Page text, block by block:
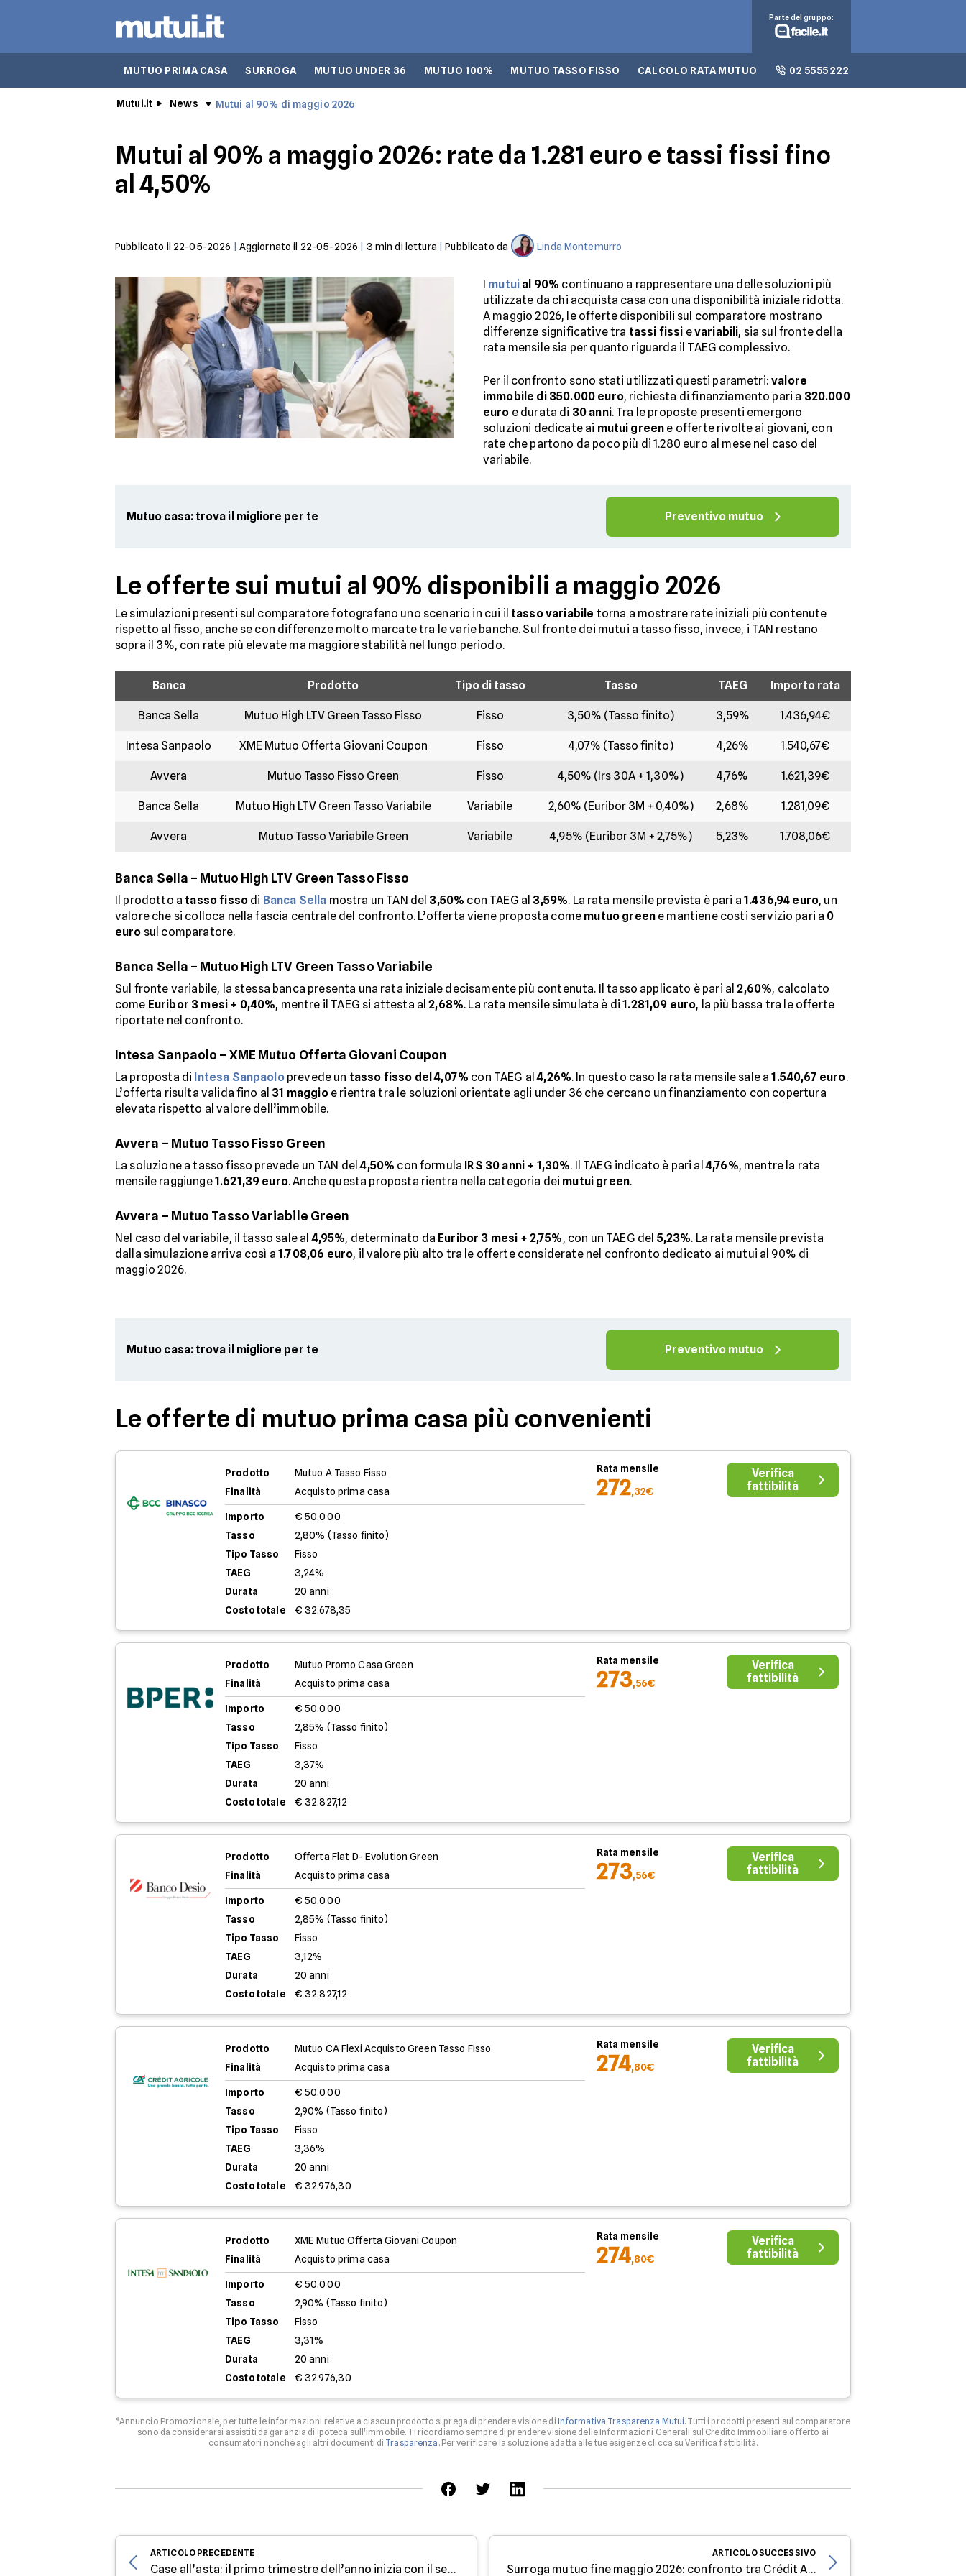
MUTUO PRIMA CASA SURROGA MUTUO UNDER 36 MUTUO 100% MUTUO TASSO FISSO CALCOLO RATA MUTUO 02 5555 222
Parte del gruppo:
Mutui.it News Mutui al 90% di maggio 2026
Mutui al 90% a maggio 2026: rate da 1.281 euro e tassi fissi fino
al 4,50%
Pubblicato il 22-05-2026 Aggiornato il 22-05-2026 3 min di lettura |Pubblicato da Linda Montemurro
I mutui al 90% continuano a rappresentare una delle soluzioni più
utilizzate da chi acquista casa con una disponibilità iniziale ridotta.
A maggio 2026, le offerte disponibili sul comparatore mostrano
differenze significative tra tassi fissi evariabili, sia sul fronte della
rata mensile sia per quanto riguarda il TAEG complessivo.
Per il confronto sono stati utilizzati questi parametri:valore
immobile di 350.000 euro, richiesta di finanziamento pari a 320.000
euro e durata di 30 anni. Tra le proposte presenti emergono
soluzioni dedicate ai mutui green e offerte rivolte ai giovani, con
rate che partono da poco più di 1.280 euro al mese nel caso del
variabile.
Mutuo casa: trova il migliore per te Preventivo mutuo
Le offerte sui mutui al 90% disponibili a maggio 2026
Le simulazioni presenti sul comparatore fotografano uno scenario in cui il tasso variabile torna a mostrare rate iniziali più contenute
rispetto al fisso, anche se con differenze molto marcate tra le varie banche. Sul fronte dei mutui a tasso fisso, invece, i TAN restano
sopra il 3%, con rate più elevate ma maggiore stabilità nel lungo periodo.
Banca Prodotto Tipo di tasso Tasso TAEG Importo rata
Banca Sella Mutuo High LTV Green Tasso Fisso Fisso 3,50% (Tasso finito) 3,59% 1.436,94€
Intesa Sanpaolo XME Mutuo Offerta Giovani Coupon Fisso 4,07% (Tasso finito) 4,26% 1.540,67€
Avvera Mutuo Tasso Fisso Green Fisso 4,50% (Irs 30A + 1,30%) 4,76% 1.621,39€
Banca Sella Mutuo High LTV Green Tasso Variabile Variabile 2,60% (Euribor 3M + 0,40%) 2,68% 1.281,09€
Avvera Mutuo Tasso Variabile Green Variabile 4,95% (Euribor 3M + 2,75%) 5,23% 1.708,06€
Banca Sella – Mutuo High LTV Green Tasso Fisso
Il prodotto a tasso fisso di Banca Sella mostra un TAN del 3,50% con TAEG al 3,59%. La rata mensile prevista è pari a 1.436,94 euro, un
valore che si colloca nella fascia centrale del confronto. L’offerta viene proposta come mutuo green e mantiene costi servizio pari a 0
euro sul comparatore.
Banca Sella – Mutuo High LTV Green Tasso Variabile
Sul fronte variabile, la stessa banca presenta una rata iniziale decisamente più contenuta. Il tasso applicato è pari al2,60%, calcolato
come Euribor 3 mesi + 0,40%, mentre il TAEG si attesta al2,68%. La rata mensile simulata è di1.281,09 euro, la più bassa tra le offerte
riportate nel confronto.
Intesa Sanpaolo – XME Mutuo Offerta Giovani Coupon
La proposta di Intesa Sanpaoloprevede un tasso fisso del 4,07% con TAEG al4,26%. In questo caso la rata mensile sale a1.540,67 euro.
L’offerta risulta valida fino al 31 maggioe rientra tra le soluzioni orientate agli under 36 che cercano un finanziamento con copertura
elevata rispetto al valore dell’immobile.
Avvera – Mutuo Tasso Fisso Green
La soluzione a tasso fisso prevede un TAN del4,50% con formula IRS 30 anni + 1,30%. Il TAEG indicato è pari al4,76%, mentre la rata
mensile raggiunge1.621,39 euro. Anche questa proposta rientra nella categoria dei mutui green.
Avvera – Mutuo Tasso Variabile Green
Nel caso del variabile, il tasso sale al4,95%, determinato da Euribor 3 mesi + 2,75%, con un TAEG del 5,23%. La rata mensile prevista
dalla simulazione arriva così a1.708,06 euro, il valore più alto tra le offerte considerate nel confronto dedicato ai mutui al 90% di
maggio 2026.
Mutuo casa: trova il migliore per te Preventivo mutuo
Le offerte di mutuo prima casa più convenienti
Prodotto
Mutuo A Tasso Fisso
Finalità
Acquisto prima casa
Importo
€ 50.000
Tasso
2,80% (Tasso finito)
Tipo Tasso
Fisso
TAEG
3,24%
Durata
20 anni
Costo totale
€ 32.678,35
Rata mensile
272,32€
Verifica
fattibilità
Prodotto
Mutuo Promo Casa Green
Finalità
Acquisto prima casa
Importo
€ 50.000
Tasso
2,85% (Tasso finito)
Tipo Tasso
Fisso
TAEG
3,37%
Durata
20 anni
Costo totale
€ 32.827,12
Rata mensile
273,56€
Verifica
fattibilità
Prodotto
Offerta Flat D- Evolution Green
Finalità
Acquisto prima casa
Importo
€ 50.000
Tasso
2,85% (Tasso finito)
Tipo Tasso
Fisso
TAEG
3,12%
Durata
20 anni
Costo totale
€ 32.827,12
Rata mensile
273,56€
Verifica
fattibilità
Prodotto
Mutuo CA Flexi Acquisto Green Tasso Fisso
Finalità
Acquisto prima casa
Importo
€ 50.000
Tasso
2,90% (Tasso finito)
Tipo Tasso
Fisso
TAEG
3,36%
Durata
20 anni
Costo totale
€ 32.976,30
Rata mensile
274,80€
Verifica
fattibilità
Prodotto
XME Mutuo Offerta Giovani Coupon
Finalità
Acquisto prima casa
Importo
€ 50.000
Tasso
2,90% (Tasso finito)
Tipo Tasso
Fisso
TAEG
3,31%
Durata
20 anni
Costo totale
€ 32.976,30
Rata mensile
274,80€
Verifica
fattibilità
*Annuncio Promozionale, per tutte le informazioni relative a ciascun prodotto si prega di prendere visione di Informativa Trasparenza Mutui. Tutti i prodotti presenti sul comparatore
sono da considerarsi assistiti da garanzia di ipoteca sull'immobile. Ti ricordiamo sempre di prendere visione delle Informazioni Generali sul Credito Immobiliare offerto ai
consumatori nonché agli altri documenti di Trasparenza . Per verificare la soluzione adatta alle tue esigenze clicca su Verifica fattibilità.
ARTICOLO PRECEDENTE
Case all’asta: il primo trimestre dell’anno inizia con il segno meno
ARTICOLOSUCCESSIVO
Surroga mutuo fine maggio 2026: confronto tra Crédit Agricole, Intesa Sanpaolo e Banca Sella